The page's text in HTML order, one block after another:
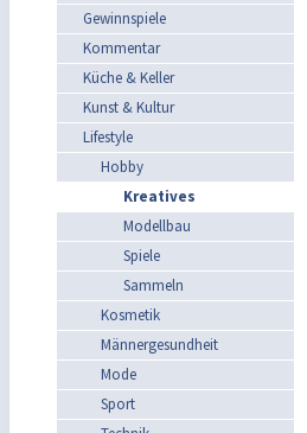
Gewinnspiele
Kommentar
Küche & Keller
Kunst & Kultur
Lifestyle
Hobby
Kreatives
Modellbau
Spiele
Sammeln
Kosmetik
Männergesundheit
Mode
Sport